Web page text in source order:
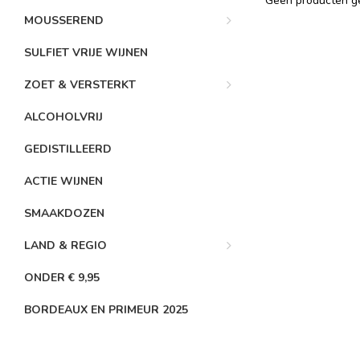
MOUSSEREND
SULFIET VRIJE WIJNEN
ZOET & VERSTERKT
ALCOHOLVRIJ
GEDISTILLEERD
ACTIE WIJNEN
SMAAKDOZEN
LAND & REGIO
ONDER € 9,95
BORDEAUX EN PRIMEUR 2025